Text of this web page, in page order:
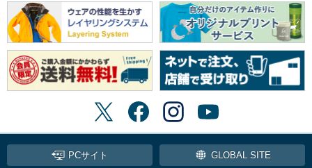
PCサイト GLOBAL SITE